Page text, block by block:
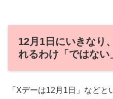
12月1日にいきなり
れるわけ「ではない
「Xデーは12月1日」など